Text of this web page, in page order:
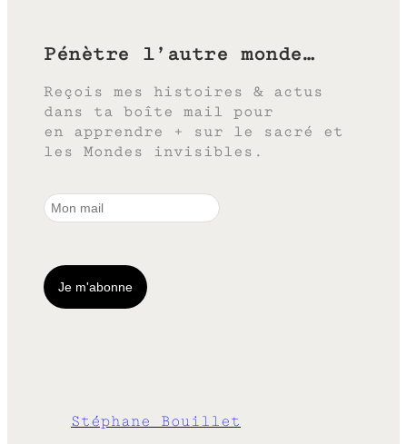
Pénètre l’autre monde…
Reçois mes histoires & actus
dans ta boîte mail pour
en apprendre + sur le sacré et
les Mondes invisibles.
Stéphane Bouillet